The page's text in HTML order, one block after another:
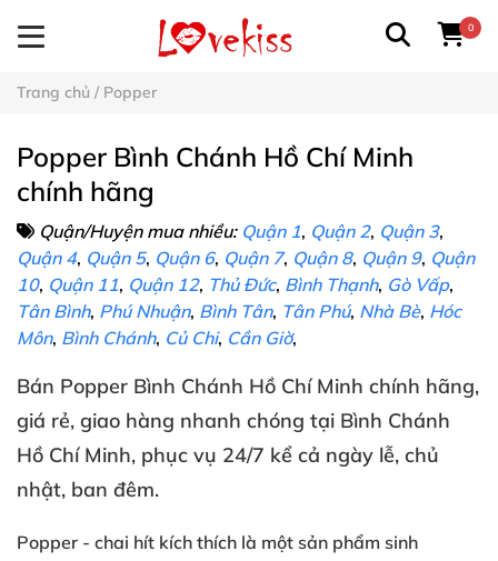
0
Trang chủ / Popper
Popper Bình Chánh Hồ Chí Minh
chính hãng
Quận/Huyện mua nhiều: Quận 1, Quận 2, Quận 3,
Quận 4, Quận 5, Quận 6, Quận 7, Quận 8, Quận 9, Quận
10, Quận 11, Quận 12, Thủ Đức, Bình Thạnh, Gò Vấp,
Tân Bình, Phú Nhuận, Bình Tân, Tân Phú, Nhà Bè, Hóc
Môn, Bình Chánh, Củ Chi, Cần Giờ,
Bán Popper Bình Chánh Hồ Chí Minh chính hãng,
giá rẻ, giao hàng nhanh chóng tại Bình Chánh
Hồ Chí Minh, phục vụ 24/7 kể cả ngày lễ, chủ
nhật, ban đêm.
Popper - chai hít kích thích là một sản phẩm sinh